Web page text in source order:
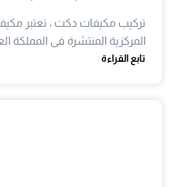
تركيب مكيفات دكت ، تعتبر
المركزية المنتشرة فى المملكة
تابع القراءة